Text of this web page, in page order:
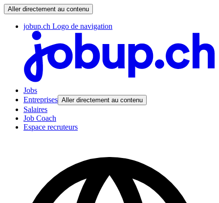
Aller directement au contenu
jobup.ch Logo de navigation
Jobs
Entreprises Aller directement au contenu
Salaires
Job Coach
Espace recruteurs